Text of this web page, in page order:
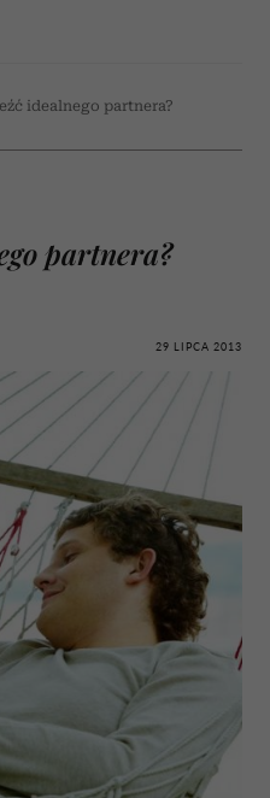
idealnego partnera?
partnera?
29 LIPCA 2013